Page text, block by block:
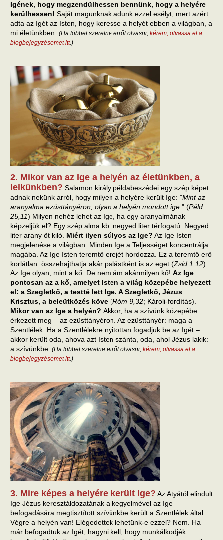
Igének, hogy megzendülhessen bennünk, hogy a helyére
kerülhessen! Saját magunknak adunk ezzel esélyt, mert azért
adta az Igét az Isten, hogy keresse a helyét ebben a világban, a
mi életünkben. (Ha többet szeretne erről olvasni, kérem, olvassa el a
blogbejegyzésemet itt.)
2. Mikor van az Ige a helyén az életünkben, a
lelkünkben? Salamon király példabeszédei egy szép képet
adnak nekünk arról, hogy milyen a helyére került Ige: "Mint az
aranyalma ezüsttányéron, olyan a helyén mondott ige. " (Péld
25,11) Milyen nehéz lehet az Ige, ha egy aranyalmának
képzeljük el? Egy szép alma kb. negyed liter térfogatú. Negyed
liter arany öt kiló. Miért ilyen súlyos az Ige? Az Ige Isten
megjelenése a világban. Minden Ige a Teljességet koncentrálja
magába. Az Ige Isten teremtő erejét hordozza. Ez a teremtő erő
korlátlan: összehajthatja akár palástként is az eget (Zsid 1,12).
Az Ige olyan, mint a kő. De nem ám akármilyen kő! Az Ige
pontosan az a kő, amelyet Isten a világ közepébe helyezett
el: a Szegletkő, a testté lett Ige. A Szegletkő, Jézus
Krisztus, a beleütközés köve (Róm 9,32; Károli-fordítás).
Mikor van az Ige a helyén? Akkor, ha a szívünk közepébe
érkezett meg – az ezüsttányéron. Az ezüsttányér: maga a
Szentlélek. Ha a Szentlélekre nyitottan fogadjuk be az Igét –
akkor került oda, ahova azt Isten szánta, oda, ahol Jézus lakik:
a szívünkbe. (Ha többet szeretne erről olvasni, kérem, olvassa el a
blogbejegyzésemet itt.)
3. Mire képes a helyére került Ige? Az Atyától elindult
Ige Jézus keresztáldozatának a kegyelmével az Ige
befogadására megtisztított szívünkbe került a Szentlélek által.
Végre a helyén van! Elégedettek lehetünk-e ezzel? Nem. Ha
már befogadtuk az Igét, hagyni kell, hogy munkálkodjék